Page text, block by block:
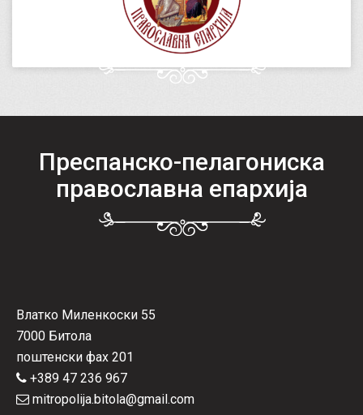
Преспанско-пелагониска
православна епархија
Влатко Миленкоски 55
7000 Битола
поштенски фах 201
+389 47 236 967
mitropolija.bitola@gmail.com